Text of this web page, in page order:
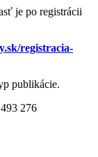
je po registrácii
registracia-
publikácie.
276